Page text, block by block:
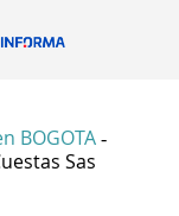
BOGOTA -
Sas